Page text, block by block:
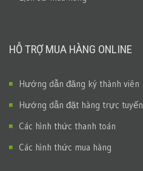
HỖ TRỢ MUA HÀNG ONLINE
Hướng dẫn đăng ký thành viên
Hướng dẫn đặt hàng trực tuyến
Các hình thức thanh toán
Các hình thức mua hàng